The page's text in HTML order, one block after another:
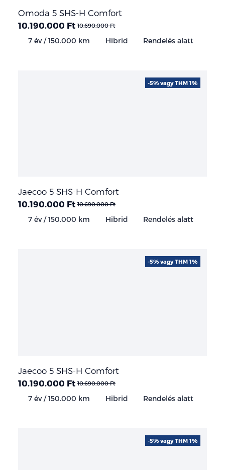
Omoda 5 SHS-H Comfort
10.190.000 Ft 10.690.000 Ft
7 év / 150.000 km Hibrid Rendelés alatt
Jaecoo 5 SHS-H Comfort
10.190.000 Ft 10.690.000 Ft
7 év / 150.000 km Hibrid Rendelés alatt
-5% vagy THM 1%
Jaecoo 5 SHS-H Comfort
10.190.000 Ft 10.690.000 Ft
7 év / 150.000 km Hibrid Rendelés alatt
-5% vagy THM 1%
-5% vagy THM 1%